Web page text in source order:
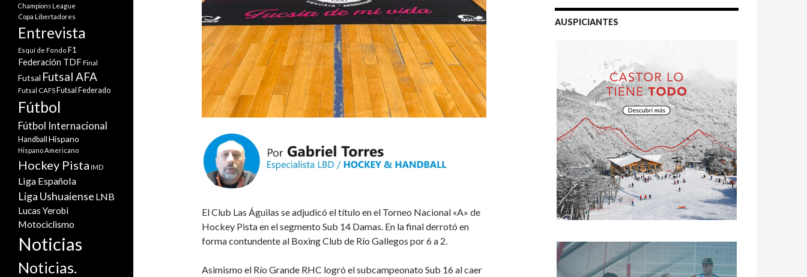
El Club Las Águilas se adjudicó el título en el Torneo Nacional «A» de
Hockey Pista en el segmento Sub 14 Damas. En la final derrotó en
forma contundente al Boxing Club de Río Gallegos por 6 a 2.
Asimismo el Río Grande RHC logró el subcampeonato Sub 16 al caer
AUSPICIANTES
Champions League
Copa Libertadores
Entrevista
Esquí de Fondo F1
Federación TDF Final
Futsal Futsal AFA
Futsal CAFS Futsal Federado
Fútbol
Fútbol Internacional
Handball Hispano
Hispano Americano
Hockey Pista IMD
Liga Española
Liga Ushuaiense LNB
Lucas Yerobi
Motociclismo
Noticias
Noticias.